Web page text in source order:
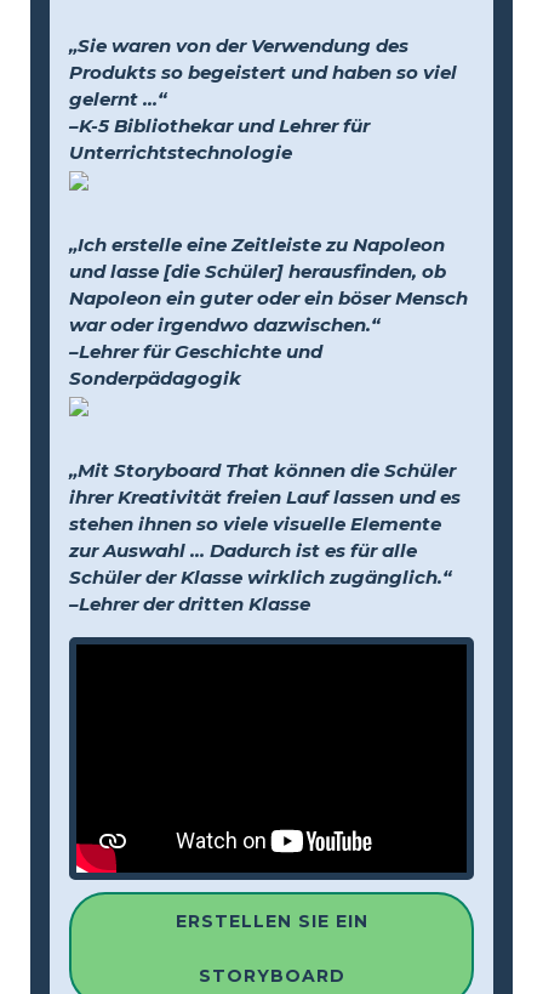
„Sie waren von der Verwendung des
Produkts so begeistert und haben so viel
gelernt …“
–K-5 Bibliothekar und Lehrer für
Unterrichtstechnologie
„Ich erstelle eine Zeitleiste zu Napoleon
und lasse [die Schüler] herausfinden, ob
Napoleon ein guter oder ein böser Mensch
war oder irgendwo dazwischen.“
–Lehrer für Geschichte und
Sonderpädagogik
„Mit Storyboard That können die Schüler
ihrer Kreativität freien Lauf lassen und es
stehen ihnen so viele visuelle Elemente
zur Auswahl … Dadurch ist es für alle
Schüler der Klasse wirklich zugänglich.“
–Lehrer der dritten Klasse
ERSTELLEN SIE EIN
STORYBOARD